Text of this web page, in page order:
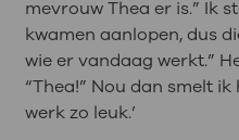
mevrouw Thea er is.” Ik
kwamen aanlopen, dus
wie er vandaag werkt.”
“Thea!” Nou dan smelt
werk zo leuk.’